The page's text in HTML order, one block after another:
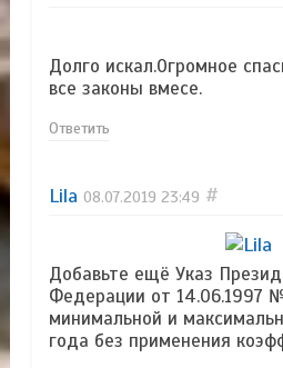
Долго искал.Огромное
все законы вмесе.
Ответить
Lila 08.07.2019 23:49 #
Добавьте ещё Указ
Федерации от 14.06.1997
минимальной и
года без применения